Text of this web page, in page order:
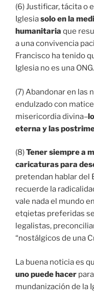
(6) Justificar, tácita o
Iglesiasolo en la
humanitaria que
a una convivencia
Francisco ha tenido
Iglesia no es una ONG.
(7) Abandonar en las
endulzado con
misericordia divina–
eterna y las
(8)Tener siempre a
caricaturas para
pretendan hablar del
recuerde la
vale nada el mundo
etqietas preferidas
legalistas,
“nostálgicos de una
La buena noticia es
uno puede hacer
mundanización de la